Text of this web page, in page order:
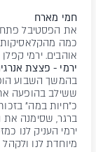
חמי מארח
את הפסטיבל
כמה מהקלאסיקות
אוהבים. ירמי
ירמי - פצצת
בהמשך השבוע
ששילב בהופעה את
כ"חיות במה"
ברגר, שסימנה את
ירמי העניק לנו
מיוחדת לנו ולקהל